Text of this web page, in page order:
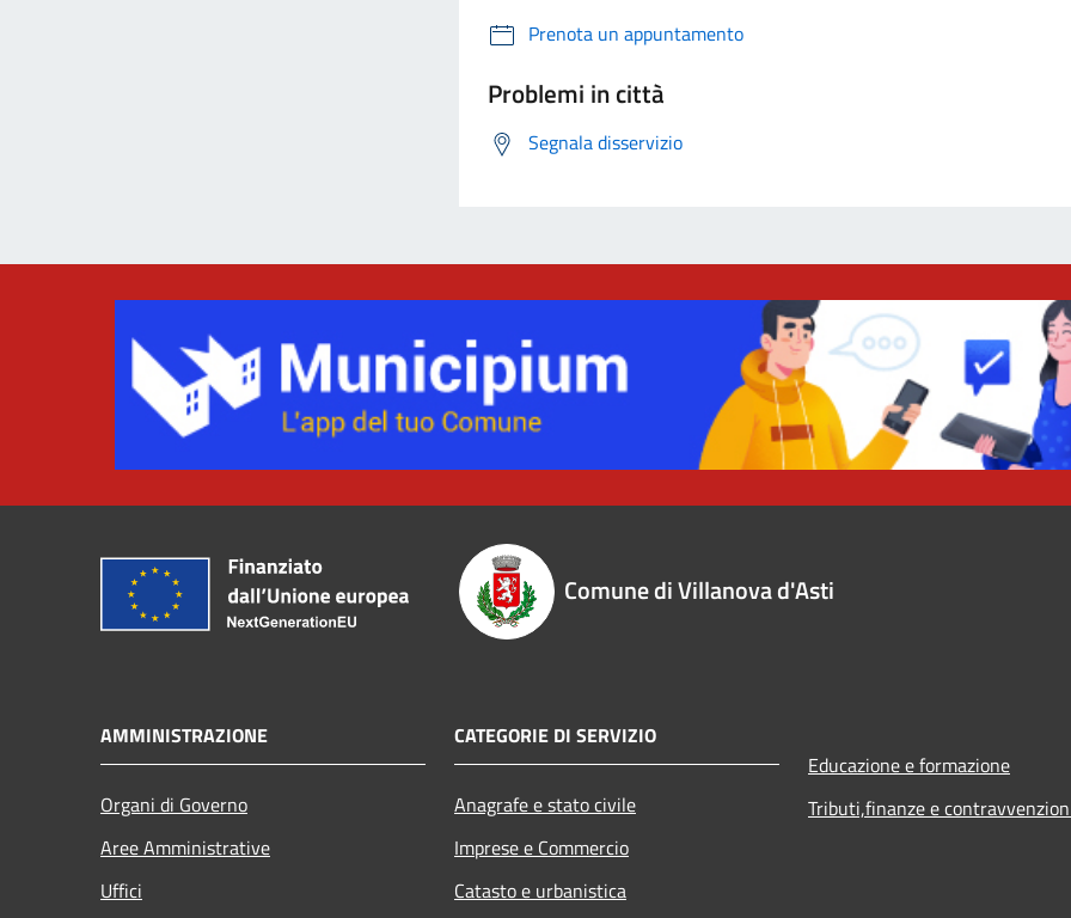
Prenota un appuntamento
Problemi in città
Segnala disservizio
Comune di Villanova d'Asti
AMMINISTRAZIONE
Organi di Governo
Aree Amministrative
Uffici
CATEGORIE DI SERVIZIO
Anagrafe e stato civile
Imprese e Commercio
Catasto e urbanistica
Educazione e formazione
Tributi,finanze e